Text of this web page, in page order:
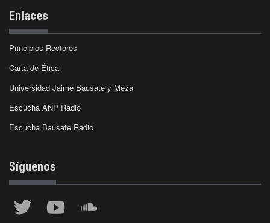
Enlaces
Principios Rectores
Carta de Ética
Universidad Jaime Bausate y Meza
Escucha ANP Radio
Escucha Bausate Radio
Síguenos